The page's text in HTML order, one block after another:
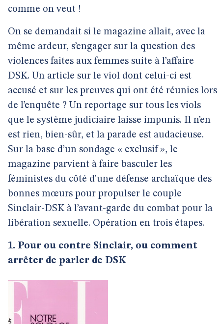
comme on veut !
On se demandait si le magazine allait, avec la
même ardeur, s’engager sur la question des
violences faites aux femmes suite à l’affaire
DSK. Un article sur le viol dont celui-ci est
accusé et sur les preuves qui ont été réunies lors
de l’enquête ? Un reportage sur tous les viols
que le système judiciaire laisse impunis. Il n’en
est rien, bien-sûr, et la parade est audacieuse.
Sur la base d’un sondage « exclusif », le
magazine parvient à faire basculer les
féministes du côté d’une défense archaïque des
bonnes mœurs pour propulser le couple
Sinclair-DSK à l’avant-garde du combat pour la
libération sexuelle. Opération en trois étapes.
1. Pour ou contre Sinclair, ou comment
arrêter de parler de DSK